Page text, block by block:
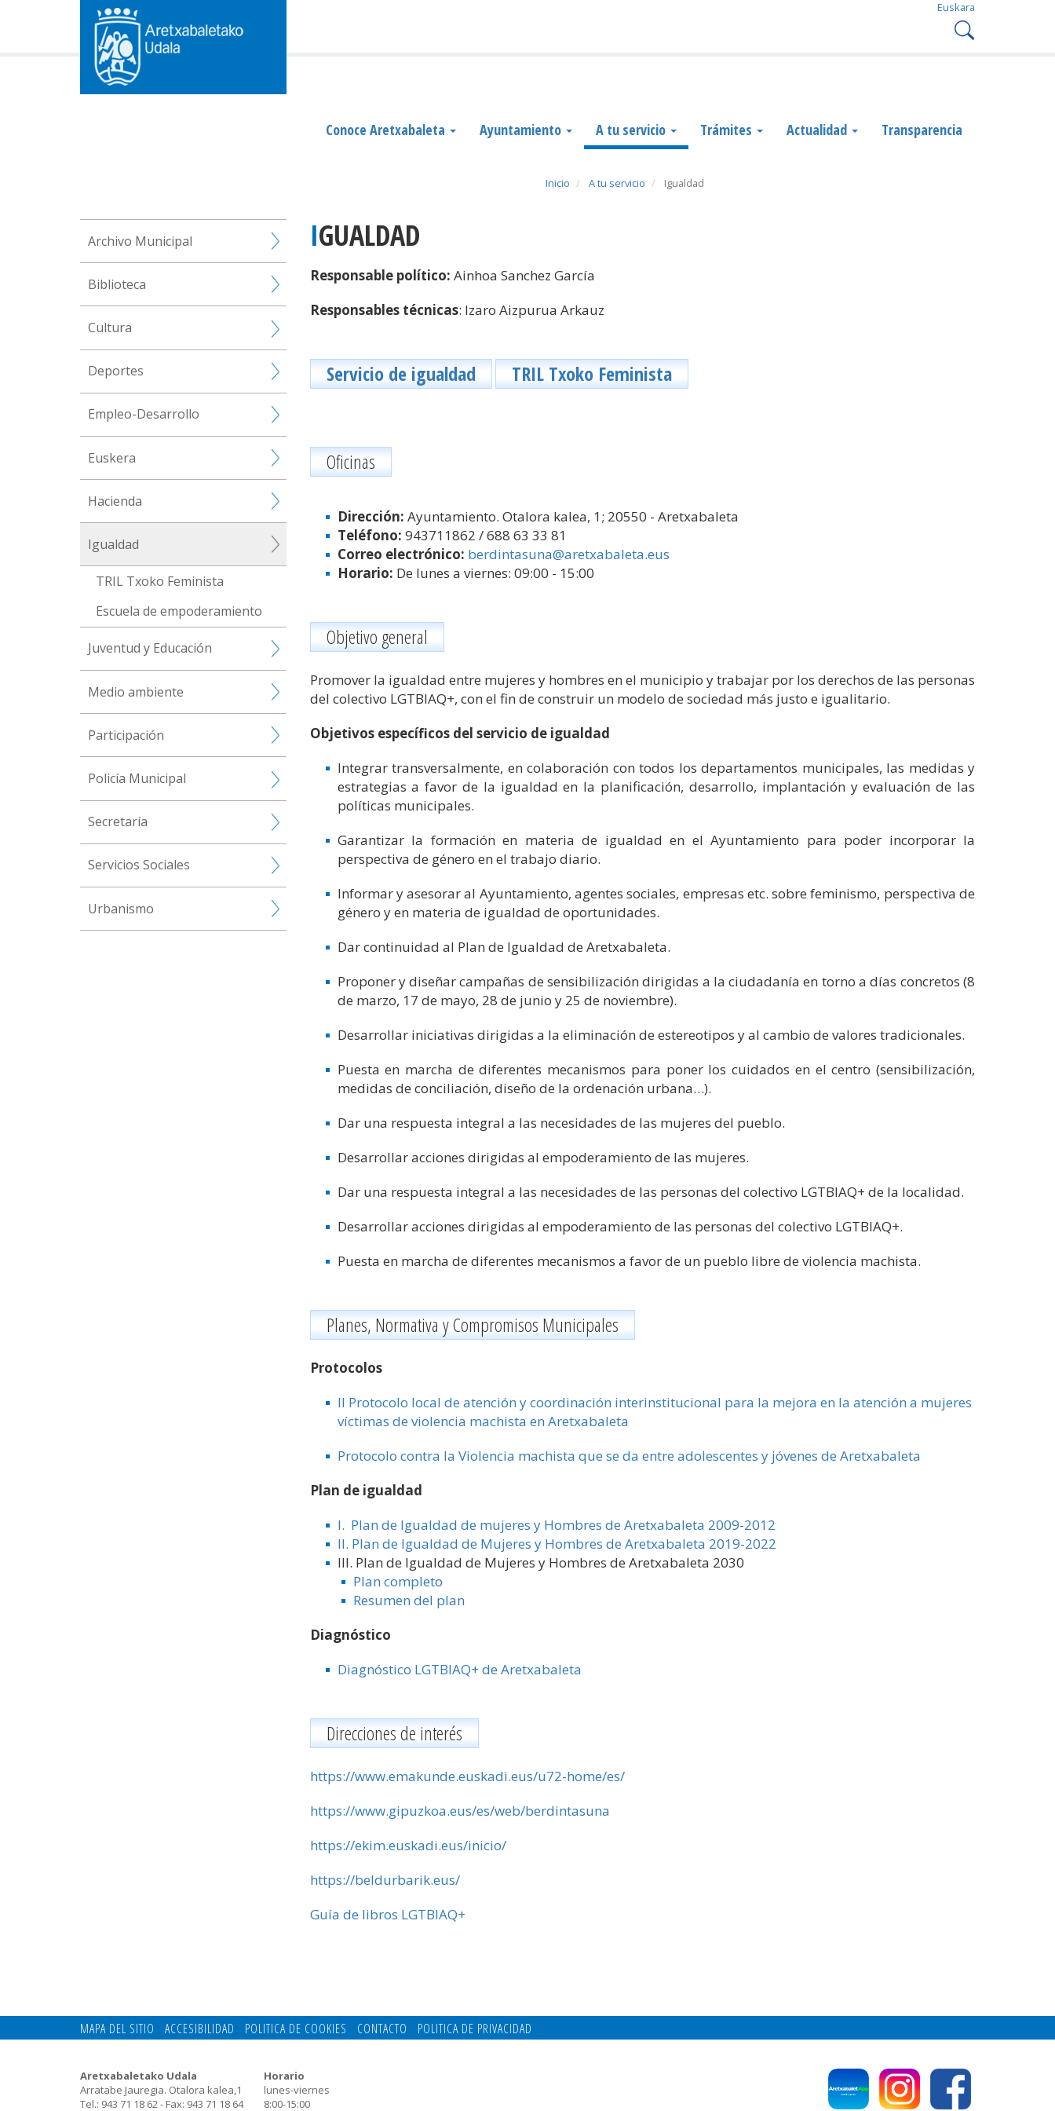
Euskara
Conoce Aretxabaleta Ayuntamiento A tu servicio Trámites Actualidad Transparencia
Inicio A tu servicio Igualdad
IGUALDAD
Responsable político: Ainhoa Sanchez García
Responsables técnicas: Izaro Aizpurua Arkauz
Servicio de igualdad TRIL Txoko Feminista
Oficinas
Dirección: Ayuntamiento. Otalora kalea, 1; 20550 - Aretxabaleta
Teléfono: 943711862 / 688 63 33 81
Correo electrónico: berdintasuna@aretxabaleta.eus
Horario: De lunes a viernes: 09:00 - 15:00
Objetivo general
Promover la igualdad entre mujeres y hombres en el municipio y trabajar por los derechos de las personas
del colectivo LGTBIAQ+, con el fin de construir un modelo de sociedad más justo e igualitario.
Objetivos específicos del servicio de igualdad
Integrar transversalmente, en colaboración con todos los departamentos municipales, las medidas y
estrategias a favor de la igualdad en la planificación, desarrollo, implantación y evaluación de las
políticas municipales.
Garantizar la formación en materia de igualdad en el Ayuntamiento para poder incorporar la
perspectiva de género en el trabajo diario.
Informar y asesorar al Ayuntamiento, agentes sociales, empresas etc. sobre feminismo, perspectiva de
género y en materia de igualdad de oportunidades.
Dar continuidad al Plan de Igualdad de Aretxabaleta.
Proponer y diseñar campañas de sensibilización dirigidas a la ciudadanía en torno a días concretos (8
de marzo, 17 de mayo, 28 de junio y 25 de noviembre).
Desarrollar iniciativas dirigidas a la eliminación de estereotipos y al cambio de valores tradicionales.
Puesta en marcha de diferentes mecanismos para poner los cuidados en el centro (sensibilización,
medidas de conciliación, diseño de la ordenación urbana…).
Dar una respuesta integral a las necesidades de las mujeres del pueblo.
Desarrollar acciones dirigidas al empoderamiento de las mujeres.
Dar una respuesta integral a las necesidades de las personas del colectivo LGTBIAQ+ de la localidad.
Desarrollar acciones dirigidas al empoderamiento de las personas del colectivo LGTBIAQ+.
Puesta en marcha de diferentes mecanismos a favor de un pueblo libre de violencia machista.
Planes, Normativa y Compromisos Municipales
Protocolos
II Protocolo local de atención y coordinación interinstitucional para la mejora en la atención a mujeres
víctimas de violencia machista en Aretxabaleta
Protocolo contra la Violencia machista que se da entre adolescentes y jóvenes de Aretxabaleta
Plan de igualdad
I. Plan de Igualdad de mujeres y Hombres de Aretxabaleta 2009-2012
II. Plan de Igualdad de Mujeres y Hombres de Aretxabaleta 2019-2022
III. Plan de Igualdad de Mujeres y Hombres de Aretxabaleta 2030
Plan completo
Resumen del plan
Diagnóstico
Diagnóstico LGTBIAQ+ de Aretxabaleta
Direcciones de interés
https://www.emakunde.euskadi.eus/u72-home/es/
https://www.gipuzkoa.eus/es/web/berdintasuna
https://ekim.euskadi.eus/inicio/
https://beldurbarik.eus/
Guía de libros LGTBIAQ+
Archivo Municipal
Biblioteca
Cultura
Deportes
Empleo-Desarrollo
Euskera
Hacienda
Igualdad
TRIL Txoko Feminista
Escuela de empoderamiento
Juventud y Educación
Medio ambiente
Participación
Policía Municipal
Secretaría
Servicios Sociales
Urbanismo
MAPA DEL SITIO ACCESIBILIDAD POLITICA DE COOKIES CONTACTO POLITICA DE PRIVACIDAD
Aretxabaletako Udala
Arratabe Jauregia. Otalora kalea,1
Tel.: 943 71 18 62 - Fax: 943 71 18 64
Horario
lunes-viernes
8:00-15:00